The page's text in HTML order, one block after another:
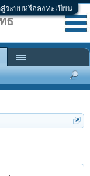
สู่ระบบหรือลงทะเบียน
ธ